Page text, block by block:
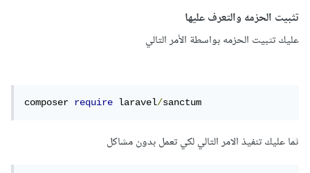
تثبيت الحزمه والتعرف عليها
عليك تثبيت الحزمه بواسطة الأمر التالي
composer require laravel/sanctum
ثما عليك تنفيذ الامر التالي لكي تعمل بدون مشاكل